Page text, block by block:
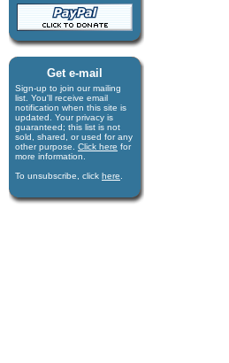
Get e-mail
Sign-up to join our mail­ing
list. You'll receive e­mail
notification when this site is
updated. Your privacy is
guaran­teed; this list is not
sold, shared, or used for any
other purpose. Click here for
more infor­mation.
To unsubscribe, click here